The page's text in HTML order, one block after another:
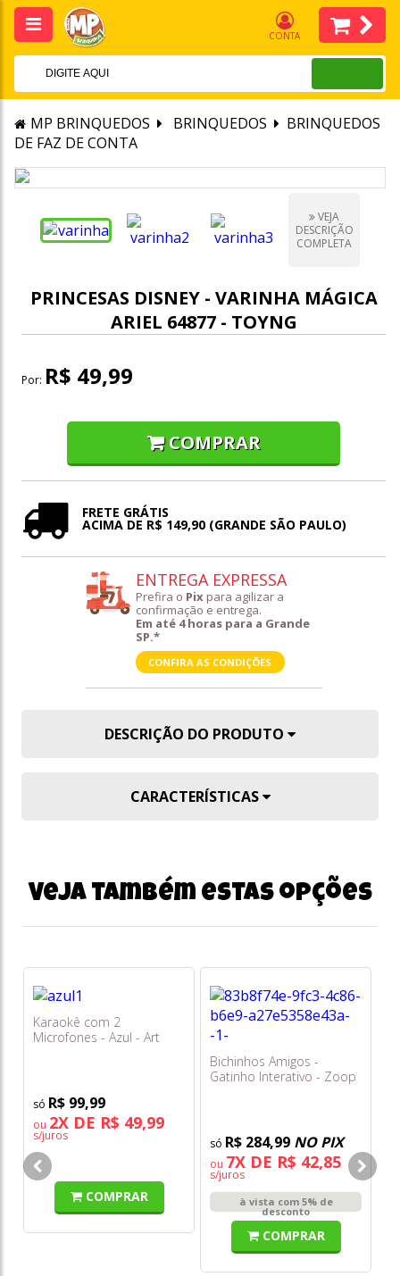
CONTA
MP BRINQUEDOS BRINQUEDOS
BRINQUEDOS
DE FAZ DE CONTA
VEJA
DESCRIÇÃO
COMPLETA
PRINCESAS DISNEY - VARINHA MÁGICA
ARIEL 64877 - TOYNG
Por: R$ 49,99
COMPRAR
FRETE GRÁTIS
ACIMA DE R$ 149,90 (GRANDE SÃO PAULO)
ENTREGA EXPRESSA
Prefira o Pix para agilizar a
confirmação e entrega.
Em até 4 horas para a Grande
SP.*
CONFIRA AS CONDIÇÕES
DESCRIÇÃO DO PRODUTO
CARACTERÍSTICAS
Veja também estas opções
Karaokê com 2
Microfones - Azul - Art
R$ 99,99
ou 2X DE R$ 49,99
s/juros
COMPRAR
Bichinhos Amigos -
Gatinho Interativo - Zoop
R$ 284,99 NO PIX
ou 7X DE R$ 42,85
s/juros
à vista com 5% de
desconto
COMPRAR